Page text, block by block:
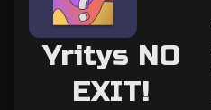
Yritys NO
EXIT!